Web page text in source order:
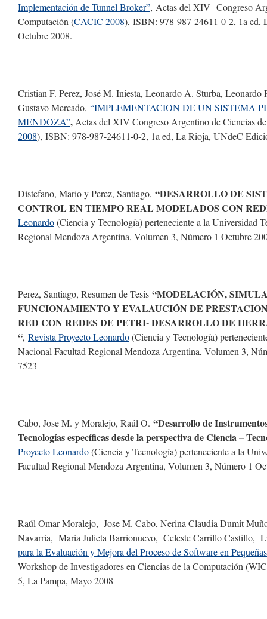
Implementación de Tunnel Broker”, Actas del XIV Congreso
Computación (CACIC 2008), ISBN: 978-987-24611-0-2, 1a ed,
Octubre 2008.
Cristian F. Perez, José M. Iniesta, Leonardo A. Sturba,
Gustavo Mercado, “IMPLEMENTACION DE UN SISTEMA
MENDOZA”, Actas del XIV Congreso Argentino de Ciencias
2008), ISBN: 978-987-24611-0-2, 1a ed, La Rioja, UNdeC
Distefano, Mario y Perez, Santiago, “DESARROLLO DE
CONTROL EN TIEMPO REAL MODELADOS CON
Leonardo(Ciencia y Tecnología) perteneciente a la Universidad
Regional Mendoza Argentina, Volumen 3, Número 1 Octubre
Perez, Santiago, Resumen de Tesis “MODELACIÓN,
FUNCIONAMIENTO Y EVALAUCIÓN DE
RED CON REDES DE PETRI- DESARROLLO DE
“, Revista Proyecto Leonardo(Ciencia y Tecnología)
Nacional Facultad Regional Mendoza Argentina, Volumen 3,
7523
Cabo, Jose M. y Moralejo, Raúl O. “Desarrollo de
Tecnologías específicas desde la perspectiva de Ciencia –
Proyecto Leonardo(Ciencia y Tecnología) perteneciente a la
Facultad Regional Mendoza Argentina, Volumen 3, Número 1
Raúl Omar Moralejo, Jose M. Cabo, Nerina Claudia Dumit
Navarría, María Julieta Barrionuevo, Celeste Carrillo Castillo,
para la Evaluación y Mejora del Proceso de Software en
Workshop de Investigadores en Ciencias de la Computación
5, La Pampa, Mayo 2008